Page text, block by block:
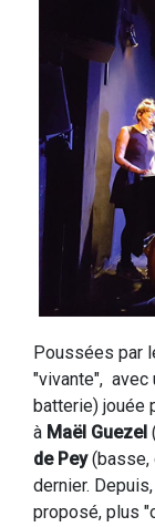
Poussées par
"vivante", avec
batterie) jouée
à Maël Guezel
de Pey(basse,
dernier.
proposé, plus